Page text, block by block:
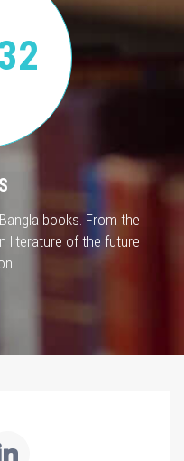
books. From the
literature of the future